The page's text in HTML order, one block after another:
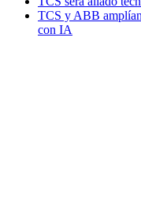
TCS y ABB
con IA